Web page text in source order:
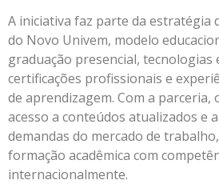
A iniciativa faz parte da estratégia
do Novo Univem, modelo
graduação presencial, tecnologias
certificações profissionais e
de aprendizagem. Com a
acesso a conteúdos atualizados e
demandas do mercado de
formação acadêmica com
internacionalmente.